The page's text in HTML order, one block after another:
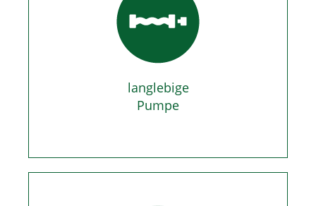
langlebige
Pumpe